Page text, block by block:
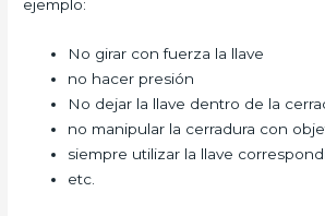
ejemplo:
No girar con fuerza la llave
no hacer presión
No dejar la llave dentro de la
no manipular la cerradura con
siempre utilizar la llave
etc.